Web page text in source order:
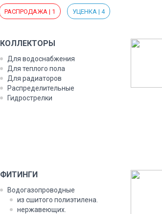
РАСПРОДАЖА | 1 УЦЕНКА | 4
КОЛ­ЛЕКТО­РЫ
Для во­дос­набже­ния
Для теп­ло­го по­ла
Для ра­ди­ато­ров
Рас­пре­дели­тель­ные
Гид­рос­трел­ки
ФИ­ТИН­ГИ
Во­дога­зоп­ро­вод­ные
из сши­того по­ли­эти­лена.
нер­жа­ве­ющих.